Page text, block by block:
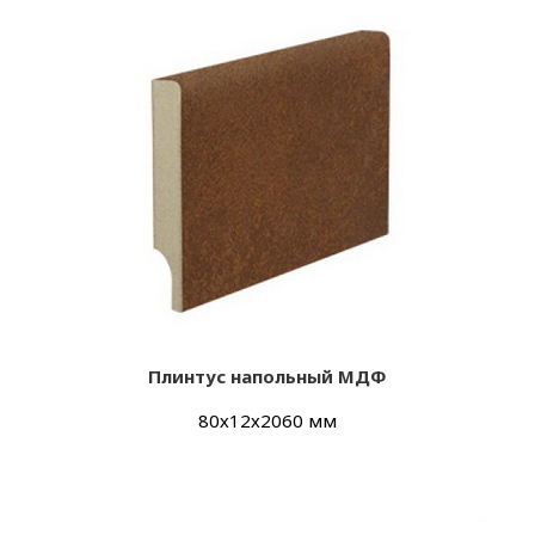
Плинтус напольный МДФ
80х12х2060 мм